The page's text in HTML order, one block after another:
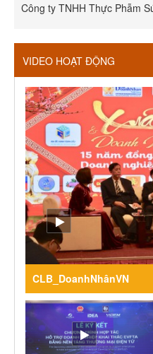
Công ty TNHH Thực Phẫm
VIDEO HOẠT ĐỘNG
CLB_DoanhNhânVN